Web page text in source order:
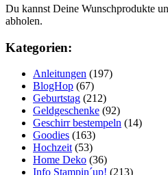
Du kannst Deine Wunschprodukte
abholen.
Kategorien:
Anleitungen (197)
BlogHop (67)
Geburtstag (212)
Geldgeschenke (92)
Geschirr bestempeln (14)
Goodies (163)
Hochzeit(53)
Home Deko (36)
Info Stampin´up! (213)